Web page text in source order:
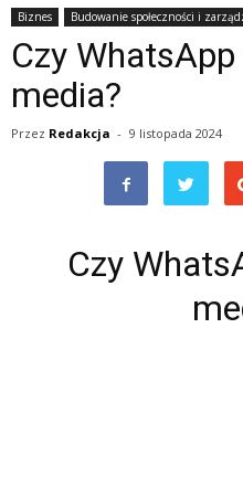
Biznes Budowanie społeczności i
Czy
media?
Przez Redakcja - 9 listopada 2024
Czy